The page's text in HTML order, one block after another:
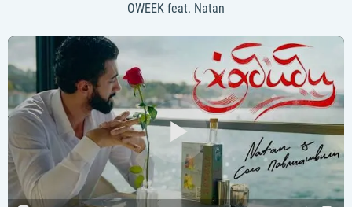
OWEEK feat. Natan